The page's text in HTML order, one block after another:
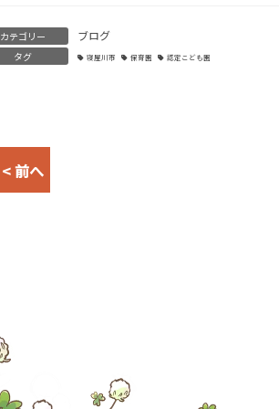
カテゴリー ブログ
タグ 寝屋川市 保育園 認定こども園
< 前へ